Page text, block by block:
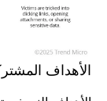
الأهداف